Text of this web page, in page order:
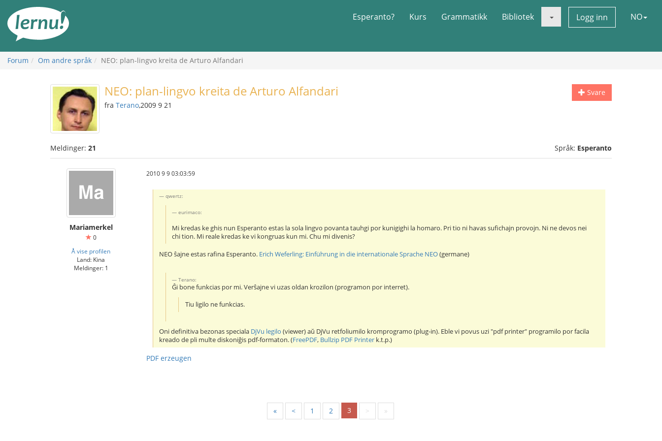
innholdet
Esperanto? Kurs Grammatikk Bibliotek Logg inn NO
Forum Om andre språk NEO: plan-lingvo kreita de Arturo Alfandari
Svare
NEO: plan-lingvo kreita de Arturo Alfandari
fra Terano,2009 9 21
Meldinger: 21 Språk: Esperanto
Mariamerkel
0
Å vise profilen
Land: Kina
Meldinger: 1
2010 9 9 03:03:59
qwertz:
eurimaco:
Mi kredas ke ghis nun Esperanto estas la sola lingvo povanta tauhgi por kunigighi la homaro. Pri tio ni havas sufichajn provojn. Ni ne devos nei
chi tion. Mi reale kredas ke vi kongruas kun mi. Chu mi divenis?
NEO ŝajne estas rafina Esperanto. Erich Weferling: Einführung in die internationale Sprache NEO(germane)
Terano:
Ĝi bone funkcias por mi. Verŝajne vi uzas oldan krozilon (programon por interret).
Tiu ligilo ne funkcias.
Oni definitiva bezonas speciala DjVu legilo (viewer) aŭ DjVu retfoliumilo kromprogramo (plug-in). Eble vi povus uzi "pdf printer" programilo por facila
kreado de pli multe diskoniĝis pdf-formaton. (FreePDF, Bullzip PDF Printer k.t.p.)
PDF erzeugen
« < 1 2 3 > »